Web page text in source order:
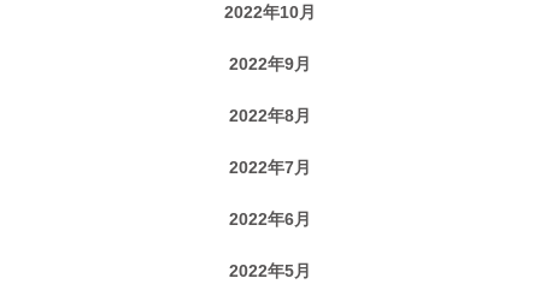
2022年10月
2022年9月
2022年8月
2022年7月
2022年6月
2022年5月